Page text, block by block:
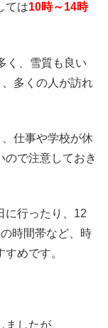
ては10時～14時
く、雪質も良い
多くの人が訪れ
仕事や学校が休
ので注意しておき
に行ったり、12
時間帯など、時
めです。
したが、